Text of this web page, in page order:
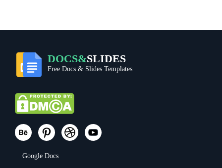
DOCS&SLIDES
Free Docs & Slides Templates
Google Docs